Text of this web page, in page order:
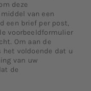
deze
van een
een brief per post,
voorbeeldformulier
Om aan de
voldoende dat u
van uw
de